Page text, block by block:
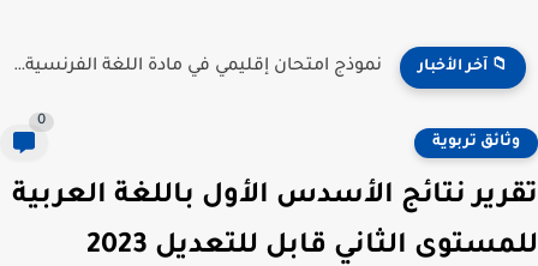
📁 آخر الأخبار نموذج امتحان إقليمي في مادة اللغة الفرنسية للمستوى السادس...
وثائق تربوية
0
تقرير نتائج الأسدس الأول باللغة العربية
للمستوى الثاني قابل للتعديل 2023